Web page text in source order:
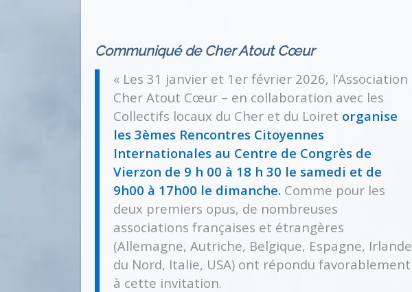
Communiqué de Cher Atout Cœur
« Les 31 janvier et 1er février 2026, l’Association
Cher Atout Cœur – en collaboration avec les
Collectifs locaux du Cher et du Loiret organise
les 3èmes Rencontres Citoyennes
Internationales au Centre de Congrès de
Vierzon de 9 h 00 à 18 h 30 le samedi et de
9h00 à 17h00 le dimanche.Comme pour les
deux premiers opus, de nombreuses
associations françaises et étrangères
(Allemagne, Autriche, Belgique, Espagne, Irlande
du Nord, Italie, USA) ont répondu favorablement
à cette invitation.